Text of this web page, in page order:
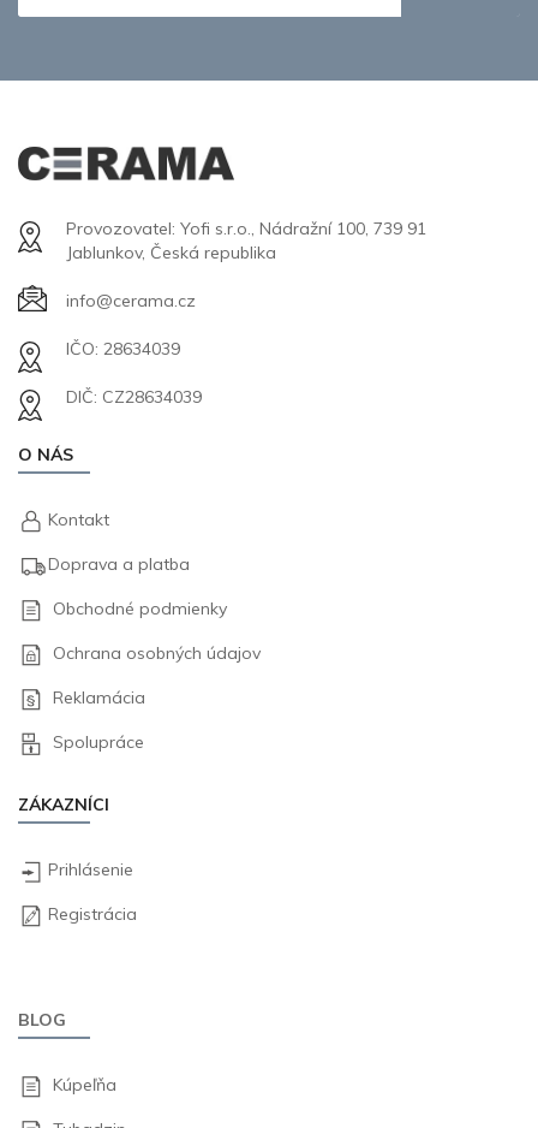
Provozovatel: Yofi s.r.o., Nádražní 100, 739 91
Jablunkov, Česká republika
info@cerama.cz
IČO: 28634039
DIČ: CZ28634039
O NÁS
Kontakt
Doprava a platba
Obchodné podmienky
Ochrana osobných údajov
Reklamácia
Spolupráce
ZÁKAZNÍCI
Prihlásenie
Registrácia
BLOG
Kúpeľňa